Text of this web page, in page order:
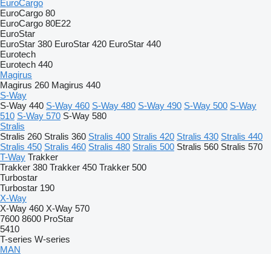
EuroCargo
EuroCargo 80
EuroCargo 80E22
EuroStar
EuroStar 380 EuroStar 420 EuroStar 440
Eurotech
Eurotech 440
Magirus
Magirus 260 Magirus 440
S-Way
S-Way 440 S-Way 460 S-Way 480 S-Way 490 S-Way 500 S-Way
510 S-Way 570 S-Way 580
Stralis
Stralis 260 Stralis 360 Stralis 400 Stralis 420 Stralis 430 Stralis 440
Stralis 450 Stralis 460 Stralis 480 Stralis 500 Stralis 560 Stralis 570
T-Way Trakker
Trakker 380 Trakker 450 Trakker 500
Turbostar
Turbostar 190
X-Way
X-Way 460 X-Way 570
7600 8600 ProStar
5410
T-series W-series
MAN